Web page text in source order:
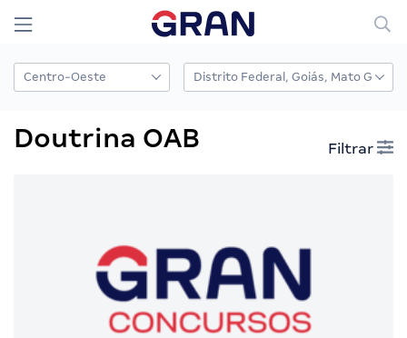
Doutrina OAB Filtrar